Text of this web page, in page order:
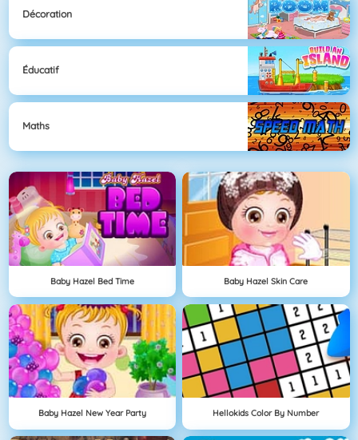
Décoration
Éducatif
Maths
Baby Hazel Bed Time Baby Hazel Skin Care
Baby Hazel New Year Party Hellokids Color By Number